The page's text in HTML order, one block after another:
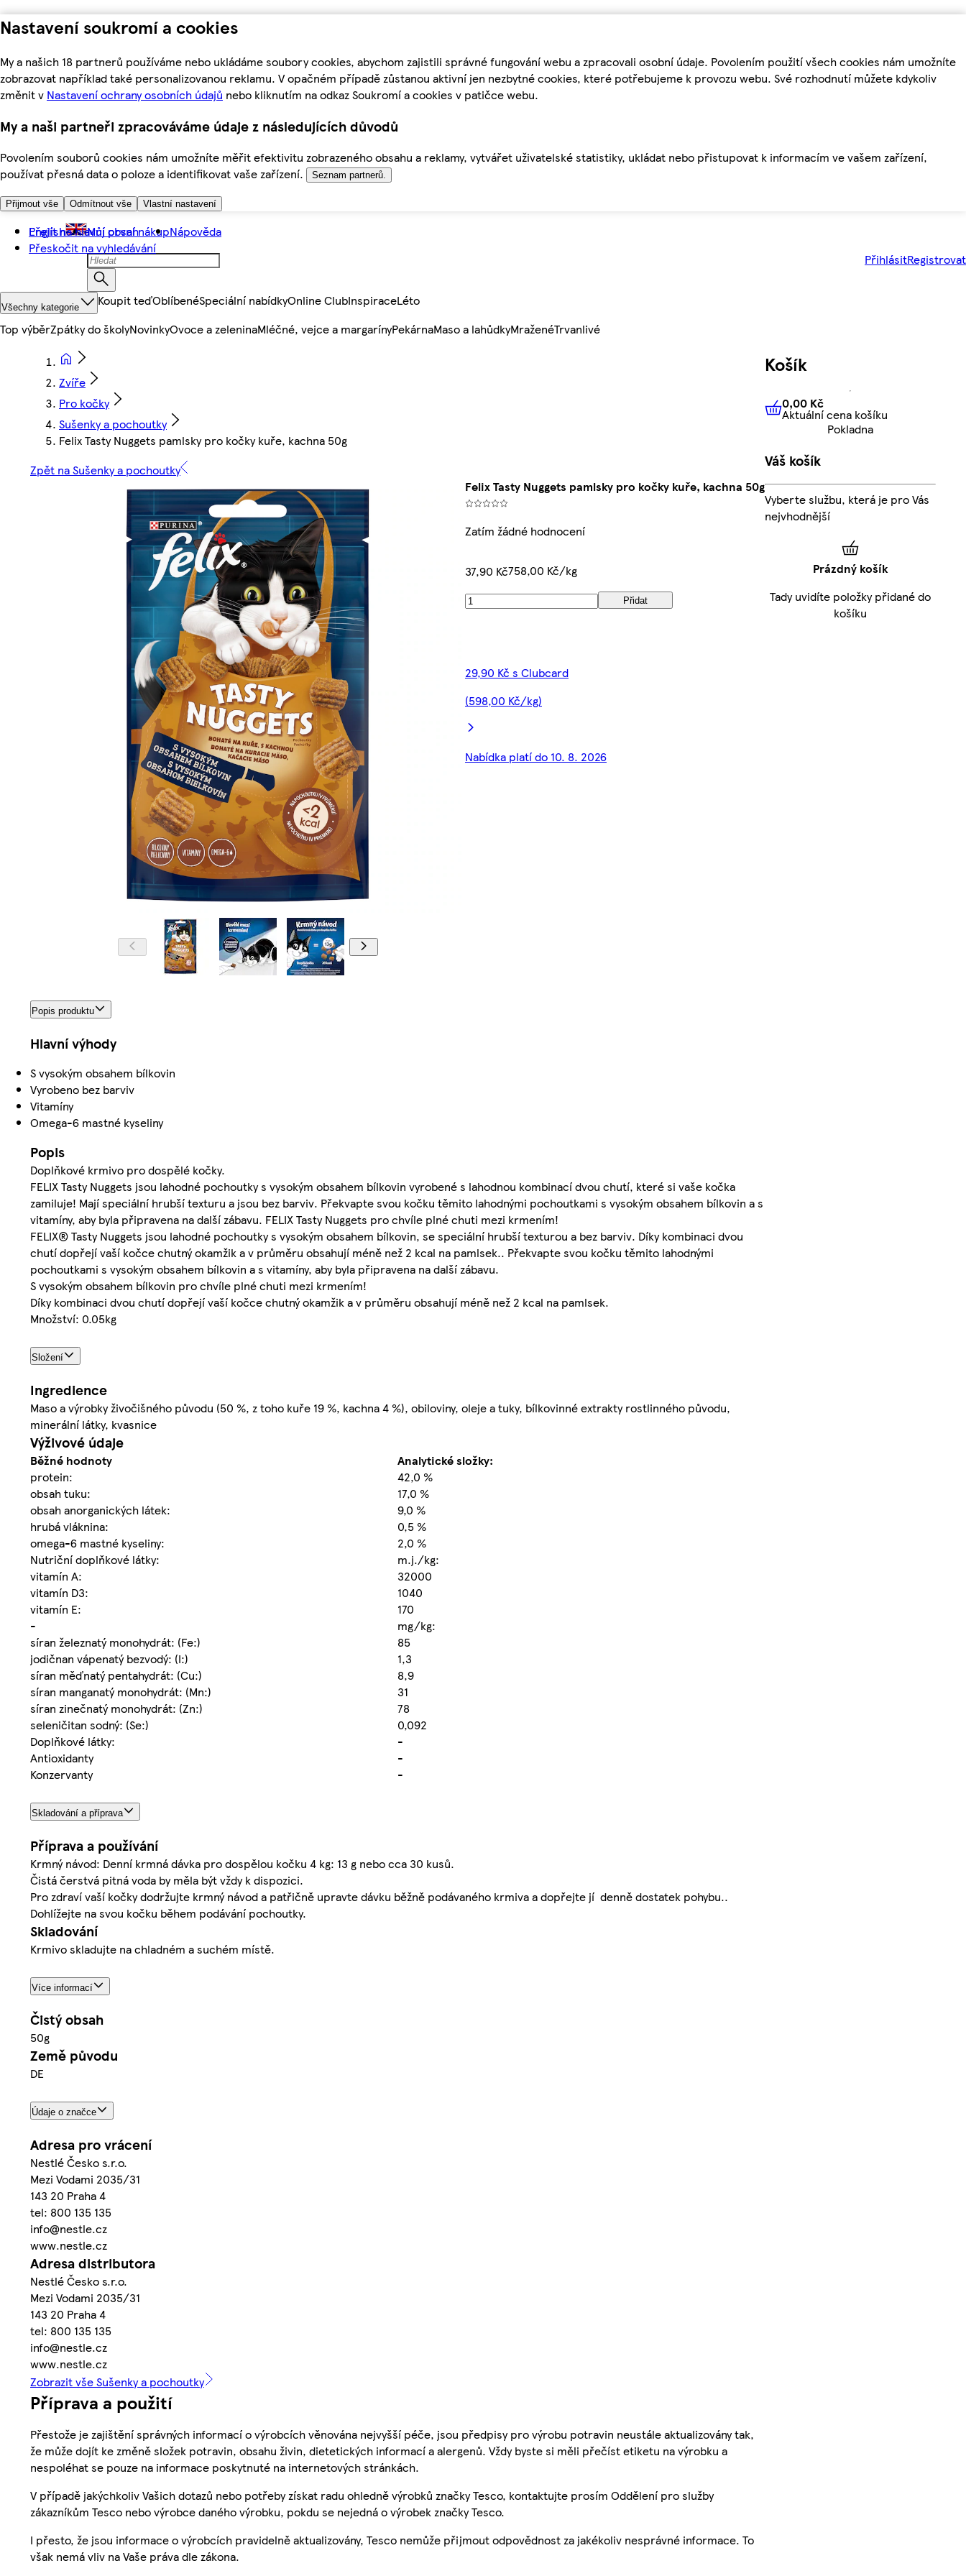
Nastavení soukromí a cookies
My a našich 18 partnerů používáme nebo ukládáme soubory cookies, abychom zajistili správné fungování webu a zpracovali osobní údaje. Povolením použití všech cookies nám umožníte
zobrazovat například také personalizovanou reklamu. V opačném případě zůstanou aktivní jen nezbytné cookies, které potřebujeme k provozu webu. Své rozhodnutí můžete kdykoliv
změnit v Nastavení ochrany osobních údajů nebo kliknutím na odkaz Soukromí a cookies v patičce webu.
My a naši partneři zpracováváme údaje z následujících důvodů
Povolením souborů cookies nám umožníte měřit efektivitu zobrazeného obsahu a reklamy, vytvářet uživatelské statistiky, ukládat nebo přistupovat k informacím ve vašem zařízení,
používat přesná data o poloze a identifikovat vaše zařízení.
Seznam partnerů.
Přijmout vše Odmítnout vše Vlastní nastavení
Přejít na hlavní obsah
Přeskočit na vyhledávání
English Můj první nákupNápověda
PřihlásitRegistrovat
Všechny kategorie Koupit teďOblíbenéSpeciální nabídkyOnline ClubInspiraceLéto
Top výběrZpátky do školyNovinkyOvoce a zeleninaMléčné, vejce a margarínyPekárnaMaso a lahůdkyMraženéTrvanlivé
Zvíře
Pro kočky
Sušenky a pochoutky
Felix Tasty Nuggets pamlsky pro kočky kuře, kachna 50g
Zpět na Sušenky a pochoutky
Felix Tasty Nuggets pamlsky pro kočky kuře, kachna 50g
Zatím žádné hodnocení
37,90 Kč758,00 Kč/kg
Přidat
29,90 Kč s Clubcard
(598,00 Kč/kg)
Nabídka platí do 10. 8. 2026
Popis produktu
Hlavní výhody
S vysokým obsahem bílkovin
Vyrobeno bez barviv
Vitamíny
Omega-6 mastné kyseliny
Popis
Doplňkové krmivo pro dospělé kočky.
FELIX Tasty Nuggets jsou lahodné pochoutky s vysokým obsahem bílkovin vyrobené s lahodnou kombinací dvou chutí, které si vaše kočka
zamiluje! Mají speciální hrubší texturu a jsou bez barviv. Překvapte svou kočku těmito lahodnými pochoutkami s vysokým obsahem bílkovin a s
vitamíny, aby byla připravena na další zábavu. FELIX Tasty Nuggets pro chvíle plné chuti mezi krmením!
FELIX® Tasty Nuggets jsou lahodné pochoutky s vysokým obsahem bílkovin, se speciální hrubší texturou a bez barviv. Díky kombinaci dvou
chutí dopřejí vaší kočce chutný okamžik a v průměru obsahují méně než 2 kcal na pamlsek.. Překvapte svou kočku těmito lahodnými
pochoutkami s vysokým obsahem bílkovin a s vitamíny, aby byla připravena na další zábavu.
S vysokým obsahem bílkovin pro chvíle plné chuti mezi krmením!
Díky kombinaci dvou chutí dopřejí vaší kočce chutný okamžik a v průměru obsahují méně než 2 kcal na pamlsek.
Množství: 0.05kg
Složení
Ingredience
Maso a výrobky živočišného původu (50 %, z toho kuře 19 %, kachna 4 %), obiloviny, oleje a tuky, bílkovinné extrakty rostlinného původu,
minerální látky, kvasnice
Výživové údaje
Běžné hodnoty
Analytické složky:
protein:
42,0 %
obsah tuku:
17,0 %
obsah anorganických látek:
9,0 %
hrubá vláknina:
0,5 %
omega-6 mastné kyseliny:
2,0 %
Nutriční doplňkové látky:
m.j./kg:
vitamín A:
32000
vitamín D3:
1040
vitamín E:
170
-
mg/kg:
síran železnatý monohydrát: (Fe:)
85
jodičnan vápenatý bezvodý: (I:)
1,3
síran měďnatý pentahydrát: (Cu:)
8,9
síran manganatý monohydrát: (Mn:)
31
síran zinečnatý monohydrát: (Zn:)
78
seleničitan sodný: (Se:)
0,092
Doplňkové látky:
-
Antioxidanty
-
Konzervanty
-
Skladování a příprava
Příprava a používání
Krmný návod: Denní krmná dávka pro dospělou kočku 4 kg: 13 g nebo cca 30 kusů.
Čistá čerstvá pitná voda by měla být vždy k dispozici.
Pro zdraví vaší kočky dodržujte krmný návod a patřičně upravte dávku běžně podávaného krmiva a dopřejte jí denně dostatek pohybu..
Dohlížejte na svou kočku během podávání pochoutky.
Skladování
Krmivo skladujte na chladném a suchém místě.
Více informací
Čistý obsah
50g
Země původu
DE
Údaje o značce
Adresa pro vrácení
Nestlé Česko s.r.o.
Mezi Vodami 2035/31
143 20 Praha 4
tel: 800 135 135
info@nestle.cz
www.nestle.cz
Adresa distributora
Nestlé Česko s.r.o.
Mezi Vodami 2035/31
143 20 Praha 4
tel: 800 135 135
info@nestle.cz
www.nestle.cz
Zobrazit vše Sušenky a pochoutky
Příprava a použití
Přestože je zajištění správných informací o výrobcích věnována nejvyšší péče, jsou předpisy pro výrobu potravin neustále aktualizovány tak,
že může dojít ke změně složek potravin, obsahu živin, dietetických informací a alergenů. Vždy byste si měli přečíst etiketu na výrobku a
nespoléhat se pouze na informace poskytnuté na internetových stránkách.
V případě jakýchkoliv Vašich dotazů nebo potřeby získat radu ohledně výrobků značky Tesco, kontaktujte prosím Oddělení pro služby
zákazníkům Tesco nebo výrobce daného výrobku, pokdu se nejedná o výrobek značky Tesco.
I přesto, že jsou informace o výrobcích pravidelně aktualizovány, Tesco nemůže přijmout odpovědnost za jakékoliv nesprávné informace. To
však nemá vliv na Vaše práva dle zákona.
Košík
0,00 KčAktuální cena košíku
0,00 Kč
Aktuální cena košíku
Pokladna
Váš košík
Vyberte službu, která je pro Vás
nejvhodnější
Prázdný košík
Tady uvidíte položky přidané do
košíku